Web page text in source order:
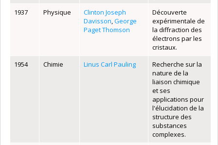
1937
Physique
Clinton Joseph
Davisson,George
Paget Thomson
Découverte
expérimentale de
la diffraction des
électrons par les
cristaux.
1954
Chimie Linus Carl Pauling
Recherche sur la
nature de la
liaison chimique
et ses
applications pour
l'élucidation de la
structure des
substances
complexes.